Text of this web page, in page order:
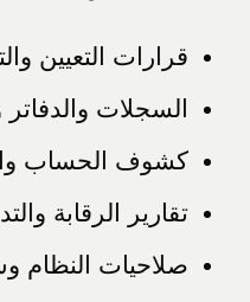
قرارات التعيين
السجلات
كشوف الحساب
تقارير الرقابة
صلاحيات النظام